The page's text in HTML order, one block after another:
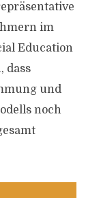
im
Education
dass
und
noch